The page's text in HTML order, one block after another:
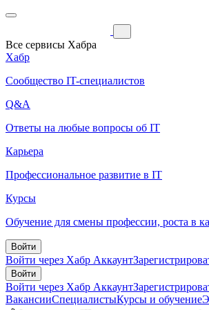
Все сервисы Хабра
Хабр
Сообщество IT-специалистов
Q&A
Ответы на любые вопросы об IT
Карьера
Профессиональное развитие в IT
Курсы
Обучение для смены профессии, роста в
Войти
Войти через Хабр Аккаунт
Войти
Войти через Хабр Аккаунт
ВакансииСпециалистыКурсы и обучение